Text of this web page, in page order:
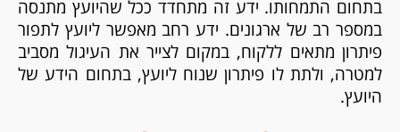
בתחום התמחותו. ידע זה מתחדד ככל שהיועץ מתנסה
במספר רב של ארגונים. ידע רחב מאפשר ליועץ לתפור
פיתרון מתאים ללקוח, במקום לצייר את העיגול מסביב
למטרה, ולתת לו פיתרון שנוח ליועץ, בתחום הידע של
היועץ.